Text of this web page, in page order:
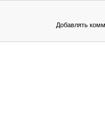
Добавлять